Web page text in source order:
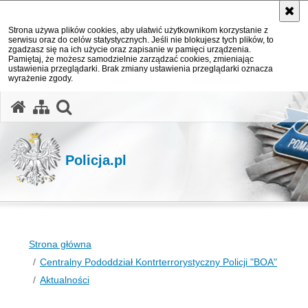
Strona używa plików cookies, aby ułatwić użytkownikom korzystanie z
serwisu oraz do celów statystycznych. Jeśli nie blokujesz tych plików, to
zgadzasz się na ich użycie oraz zapisanie w pamięci urządzenia.
Pamiętaj, że możesz samodzielnie zarządzać cookies, zmieniając
ustawienia przeglądarki. Brak zmiany ustawienia przeglądarki oznacza
wyrażenie zgody.
Policja.pl
Strona główna
Centralny Pododdział Kontrterrorystyczny Policji "BOA"
Aktualności